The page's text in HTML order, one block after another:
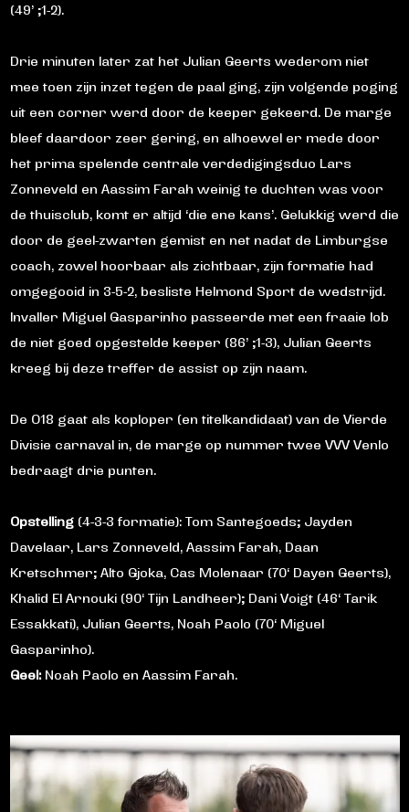
(49’ ;1-2).
Drie minuten later zat het Julian Geerts wederom niet
mee toen zijn inzet tegen de paal ging, zijn volgende poging
uit een corner werd door de keeper gekeerd. De marge
bleef daardoor zeer gering, en alhoewel er mede door
het prima spelende centrale verdedigingsduo Lars
Zonneveld en Aassim Farah weinig te duchten was voor
de thuisclub, komt er altijd ‘die ene kans’. Gelukkig werd die
door de geel-zwarten gemist en net nadat de Limburgse
coach, zowel hoorbaar als zichtbaar, zijn formatie had
omgegooid in 3-5-2, besliste Helmond Sport de wedstrijd.
Invaller Miguel Gasparinho passeerde met een fraaie lob
de niet goed opgestelde keeper (86’ ;1-3), Julian Geerts
kreeg bij deze treffer de assist op zijn naam.
De O18 gaat als koploper (en titelkandidaat) van de Vierde
Divisie carnaval in, de marge op nummer twee VVV Venlo
bedraagt drie punten.
Opstelling(4-3-3 formatie): Tom Santegoeds; Jayden
Davelaar, Lars Zonneveld, Aassim Farah, Daan
Kretschmer; Alto Gjoka, Cas Molenaar (70‘ Dayen Geerts),
Khalid El Arnouki (90‘ Tijn Landheer); Dani Voigt (46‘ Tarik
Essakkati), Julian Geerts, Noah Paolo (70‘ Miguel
Gasparinho).
Geel:Noah Paolo en Aassim Farah.